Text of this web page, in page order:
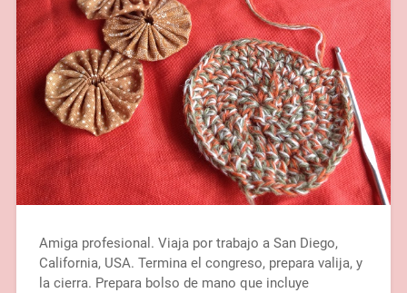
Amiga profesional. Viaja por trabajo a San Diego,
California, USA. Termina el congreso, prepara valija, y
la cierra. Prepara bolso de mano que incluye